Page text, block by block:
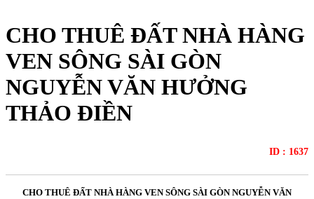
CHO THUÊ ĐẤT NHÀ HÀNG
VEN SÔNG SÀI GÒN
NGUYỄN VĂN HƯỞNG
THẢO ĐIỀN
ID : 1637
CHO THUÊ ĐẤT NHÀ HÀNG VEN SÔNG SÀI GÒN NGUYỄN VĂN